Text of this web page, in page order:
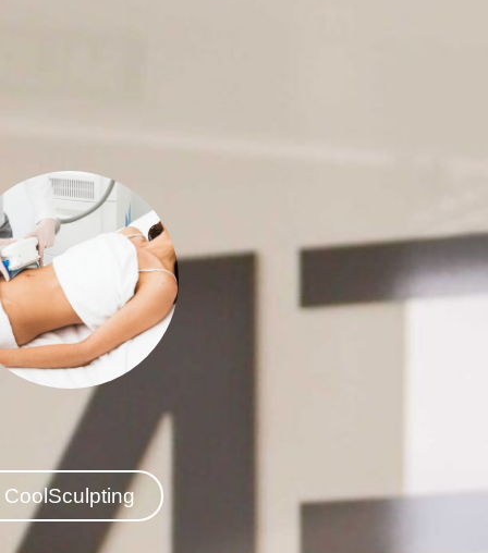
CoolSculpting
no
elimina grasa localizada
reduciendo y
áreas específicas del
resultados naturales y
progresivos.
CoolSculpting